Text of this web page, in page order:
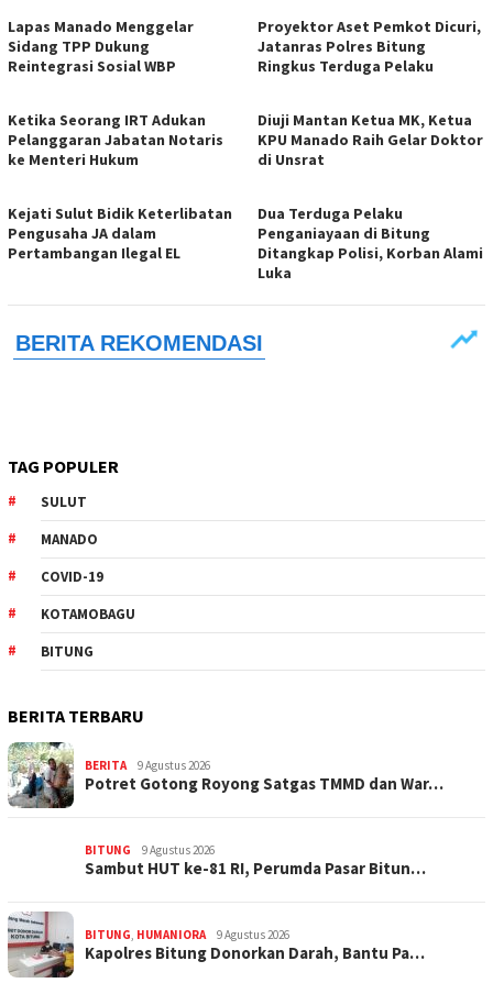
Lapas Manado Menggelar
Sidang TPP Dukung
Reintegrasi Sosial WBP
Proyektor Aset Pemkot Dicuri,
Jatanras Polres Bitung
Ringkus Terduga Pelaku
Ketika Seorang IRT Adukan
Pelanggaran Jabatan Notaris
ke Menteri Hukum
Diuji Mantan Ketua MK, Ketua
KPU Manado Raih Gelar Doktor
di Unsrat
Kejati Sulut Bidik Keterlibatan
Pengusaha JA dalam
Pertambangan Ilegal EL
Dua Terduga Pelaku
Penganiayaan di Bitung
Ditangkap Polisi, Korban Alami
Luka
TAG POPULER
SULUT
MANADO
COVID-19
KOTAMOBAGU
BITUNG
BERITA TERBARU
BERITA 9 Agustus 2026
Potret Gotong Royong Satgas TMMD dan War…
BITUNG 9 Agustus 2026
Sambut HUT ke-81 RI, Perumda Pasar Bitun…
BITUNG HUMANIORA 9 Agustus 2026
Kapolres Bitung Donorkan Darah, Bantu Pa…